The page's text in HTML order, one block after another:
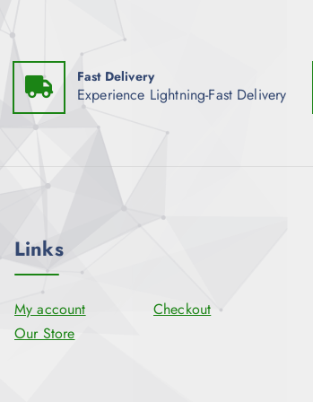
Fast Delivery
Experience Lightning-Fast Delivery
Links
My account
Checkout
Our Store